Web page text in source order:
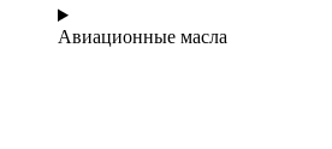
Авиационные масла